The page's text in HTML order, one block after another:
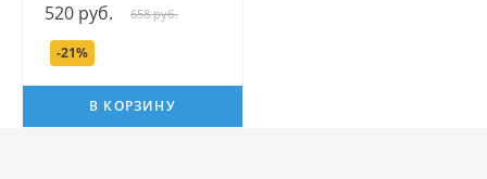
520 руб. 658 руб.
-21%
В КОРЗИНУ